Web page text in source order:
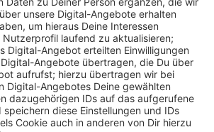
mehr mit ihm vor: Denn er ist der
der Retter der Welt.
Amazon Prime Video